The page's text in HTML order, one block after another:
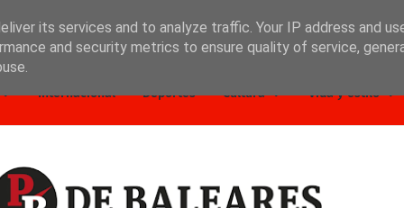
Internacional Deportes Cultura Vida y estilo
its services and to analyze traffic. Your IP address and
and security metrics to ensure quality of service,